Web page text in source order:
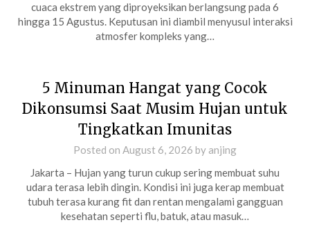
cuaca ekstrem yang diproyeksikan berlangsung pada 6
hingga 15 Agustus. Keputusan ini diambil menyusul interaksi
atmosfer kompleks yang…
5 Minuman Hangat yang Cocok
Dikonsumsi Saat Musim Hujan untuk
Tingkatkan Imunitas
Posted on August 6, 2026 by anjing
Jakarta – Hujan yang turun cukup sering membuat suhu
udara terasa lebih dingin. Kondisi ini juga kerap membuat
tubuh terasa kurang fit dan rentan mengalami gangguan
kesehatan seperti flu, batuk, atau masuk…